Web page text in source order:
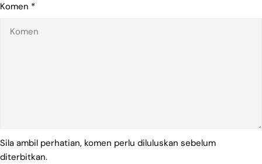
Komen *
Sila ambil perhatian, komen perlu diluluskan sebelum
diterbitkan.